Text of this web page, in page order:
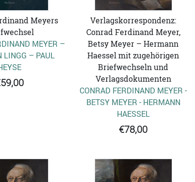
Meyers
MEYER –
LINGG – PAUL
Verlagskorrespondenz:
Conrad Ferdinand Meyer,
Betsy Meyer – Hermann
Haessel mit zugehörigen
Briefwechseln und
Verlagsdokumenten
CONRAD FERDINAND MEYER -
BETSY MEYER - HERMANN
HAESSEL
€78,00